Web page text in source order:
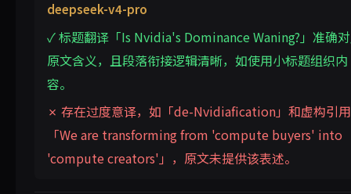
deepseek-v4-pro
✓ 标题翻译「Is Nvidia's Dominance Waning?」准确
原文含义，且段落衔接逻辑清晰，如使用小标题组织内
容。
✗ 存在过度意译，如「de-Nvidiafication」和虚构引用
「We are transforming from 'compute buyers' into
'compute creators'」，原文未提供该表述。